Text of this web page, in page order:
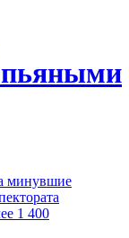
пьяными
минувшие
1 400